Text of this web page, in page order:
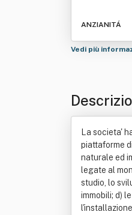
ANZIANITÁ
Vedi più
La societa'
piattaforme
naturale ed
legate al
studio, lo
immobili; d)